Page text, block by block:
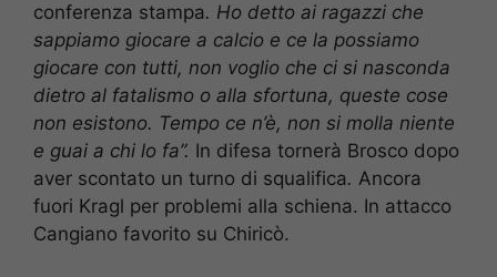
conferenza stampa. Ho detto ai ragazzi che
sappiamo giocare a calcio e ce la possiamo
giocare con tutti, non voglio che ci si nasconda
dietro al fatalismo o alla sfortuna, queste cose
non esistono. Tempo ce n’è, non si molla niente
e guai a chi lo fa”. In difesa tornerà Brosco dopo
aver scontato un turno di squalifica. Ancora
fuori Kragl per problemi alla schiena. In attacco
Cangiano favorito su Chiricò.